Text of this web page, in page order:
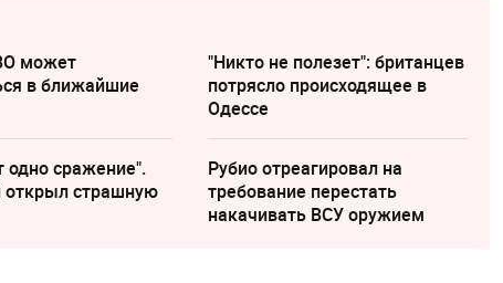
может
в ближайшие
"Никто не полезет": британцев
потрясло происходящее в
Одессе
одно сражение".
открыл страшную
Рубио отреагировал на
требование перестать
накачивать ВСУ оружием